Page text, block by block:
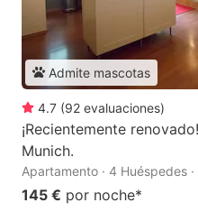
Admite mascotas
4.7 (92 evaluaciones)
¡Recientemente
Munich.
Apartamento · 4 Huéspedes
145 € por noche*